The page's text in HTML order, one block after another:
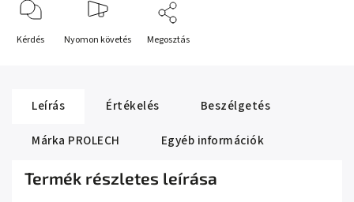
Kérdés Nyomon követés Megosztás
Leírás Értékelés
Beszélgetés
Márka PROLECH Egyéb információk
Termék részletes leírása